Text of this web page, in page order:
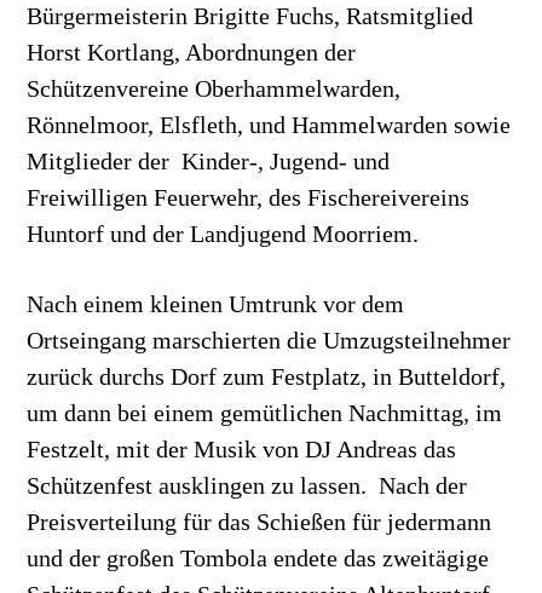
Bürgermeisterin Brigitte Fuchs, Ratsmitglied
Horst Kortlang, Abordnungen der
Schützenvereine Oberhammelwarden,
Rönnelmoor, Elsfleth, und Hammelwarden sowie
Mitglieder der Kinder-, Jugend- und
Freiwilligen Feuerwehr, des Fischereivereins
Huntorf und der Landjugend Moorriem.
Nach einem kleinen Umtrunk vor dem
Ortseingang marschierten die Umzugsteilnehmer
zurück durchs Dorf zum Festplatz, in Butteldorf,
um dann bei einem gemütlichen Nachmittag, im
Festzelt, mit der Musik von DJ Andreas das
Schützenfest ausklingen zu lassen. Nach der
Preisverteilung für das Schießen für jedermann
und der großen Tombola endete das zweitägige